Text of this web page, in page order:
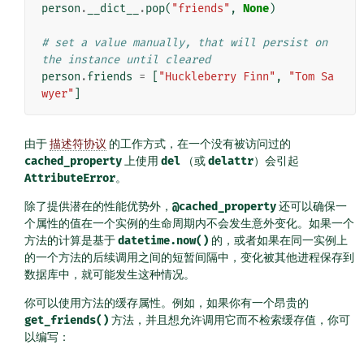
person . __dict__ .pop( "friends" , None)
# set a value manually, that will persist on
the instance until cleared
person .friends = "Huckleberry Finn" ,
"Tom Sa
wyer"
由于描述符协议 的工作方式，在一个没有被访问过的
cached_property上使用 del （或delattr）会引起
AttributeError。
除了提供潜在的性能优势外， @cached_property还可以确保一
个属性的值在一个实例的生命周期内不会发生意外变化。如果一个
方法的计算是基于datetime.now() 的，或者如果在同一实例上
的一个方法的后续调用之间的短暂间隔中，变化被其他进程保存到
数据库中，就可能发生这种情况。
你可以使用方法的缓存属性。例如，如果你有一个昂贵的
get_friends() 方法，并且想允许调用它而不检索缓存值，你可
以编写：